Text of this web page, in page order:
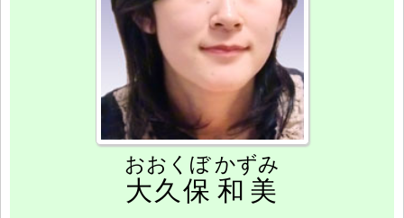
大久保
おおくぼ
和美
かずみ